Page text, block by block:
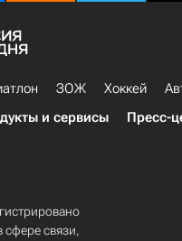
ЗОЖ Хоккей
и сервисы Пресс-
сфере связи,